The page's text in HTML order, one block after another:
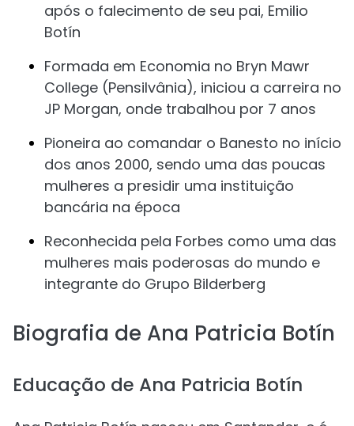
após o falecimento de seu pai, Emilio
Botín
Formada em Economia no Bryn Mawr
College (Pensilvânia), iniciou a carreira no
JP Morgan, onde trabalhou por 7 anos
Pioneira ao comandar o Banesto no início
dos anos 2000, sendo uma das poucas
mulheres a presidir uma instituição
bancária na época
Reconhecida pela Forbes como uma das
mulheres mais poderosas do mundo e
integrante do Grupo Bilderberg
Biografia de Ana Patricia Botín
Educação de Ana Patricia Botín